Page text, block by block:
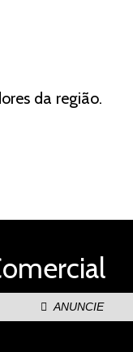
da região.
ANUNCIE